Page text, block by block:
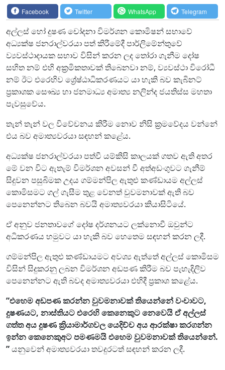
Facebook Twitter WhatsApp Telegram
අල්ලස් හෝ දුෂණ චෝදනා විමර්ශන කොමිෂන් සභාවේ
අධ්‍යක්ෂ ජනරාල්වරයා පත් කිරීමේදී පාර්ලිමේන්තුවේ
ව්‍යවස්ථාදායක සභාව විසින් කරන ලද තෝරා ගැනීම දෝෂ
සහිත නම් එහි අක්‍රමිකතාවක් තිබෙනවා නම්, ව්‍යවස්ථා විරෝධී
නම් ඊට එරෙහිව ශ්‍රේෂ්ඨාධිකරණයට යා හැකි බව කැබිනට්
ප්‍රකාශක සෞඛ්‍ය හා ජනමාධ්‍ය අමාත්‍ය නලින්ද ජයතිස්ස මහතා
පැවසුවේය.
තැන් තැන් වල විවේචනය කිරීම නොව නිසි ක්‍රමවේදය වන්නේ
එය බව අමාත්‍යවරයා සඳහන් කළේය.
අධ්‍යක්ෂ ජනරාල්වරයා පත්වී යම්කිසි කාලයක් ගතව ඇති අතර
මේ වන විට ඇතැම් විමර්ශන අවසන් වී අත්අඩංගුවට ගැනීම්
සිදුවන පසුබිමක උදය ගම්මන්පිල ඇතුළු කණ්ඩායම අල්ලස්
කොමිසමට ගල් ගැසීම තුළ වෙනත් වුවමනාවක් ඇති බව
පෙනෙන්නට තිබෙන බවයි අමාත්‍යවරයා කියාසිටියේ.
ඒ අනුව ජනතාවගේ දෝෂ දර්ශනයට ලක්නොවී ඔවුන්ට
අධිකරණය හමුවට යා හැකි බව හෙතෙම සඳහන් කරන ලදී.
ගම්මන්පිල ඇතුළු කණ්ඩායමට අවශ්‍ය ඇත්තේ අල්ලස් කොමිසම
විසින් සිදුකරනු ලබන විමර්ශන අඩපණ කිරීම බව පැහැදිලිව
පෙනෙන්නට ඇති බවද අමාත්‍යවරයා එහිදී ප්‍රකාශ කළේය.
”එහෙම අඩපණ කරන්න වුවමනාවක් තියෙන්නේ වංචාවට,
දුෂණයට, නාස්තියට එරෙහි කෙනෙකුට නෙවෙයි ඒ අල්ලස්
ගත්ත අය දුෂණ ක්‍රියාමාර්ගවල යෙදිච්ච අය ආරක්ෂා කරගන්න
ඉන්න කෙනෙකුඅට පමණමයි එහෙම වුවමනාවක් තියෙන්නේ.
”යනුවෙන් අමාත්‍යවරයා තවදුරටත් සඳහන් කරන ලදී.